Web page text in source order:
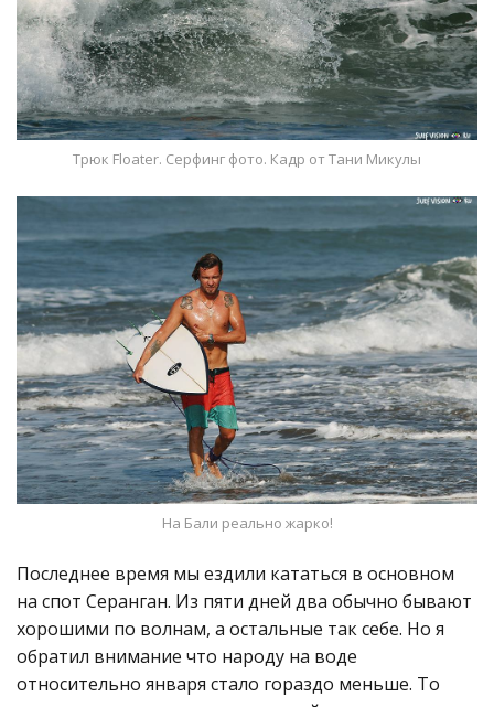
Трюк Floater. Серфинг фото. Кадр от Тани Микулы
На Бали реально жарко!
Последнее время мы ездили кататься в основном
на спот Серанган. Из пяти дней два обычно бывают
хорошими по волнам, а остальные так себе. Но я
обратил внимание что народу на воде
относительно января стало гораздо меньше. То